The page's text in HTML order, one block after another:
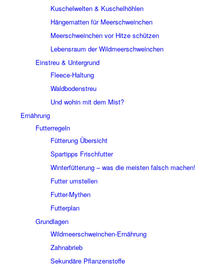
Kuschelwelten & Kuschelhöhlen
Hängematten für Meerschweinchen
Meerschweinchen vor Hitze schützen
Lebensraum der Wildmeerschweinchen
Einstreu & Untergrund
Fleece-Haltung
Waldbodenstreu
Und wohin mit dem Mist?
Ernährung
Futterregeln
Fütterung Übersicht
Spartipps Frischfutter
Winterfütterung – was die meisten falsch machen!
Futter umstellen
Futter-Mythen
Futterplan
Grundlagen
Wildmeerschweinchen-Ernährung
Zahnabrieb
Sekundäre Pflanzenstoffe